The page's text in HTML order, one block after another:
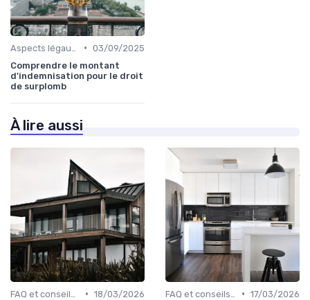
• 03/09/2025
Comprendre le montant
d'indemnisation pour le droit
de surplomb
À lire aussi
• 18/03/2026
• 17/03/2026